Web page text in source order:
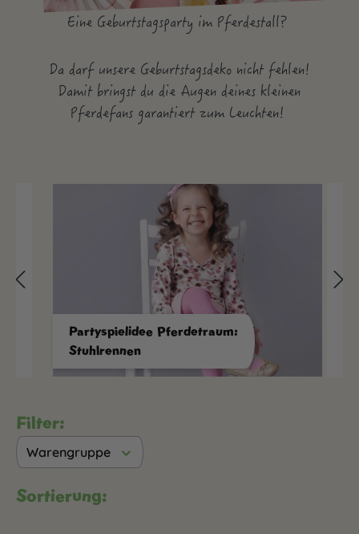
Eine Geburtstagsparty im Pferdestall?
Da darf unsere Geburtstagsdeko nicht fehlen!
Damit bringst du die Augen deines kleinen
Pferdefans garantiert zum Leuchten!
Partyspielidee Pferdetraum:
Stuhlrennen
Filter:
Warengruppe
Sortierung: